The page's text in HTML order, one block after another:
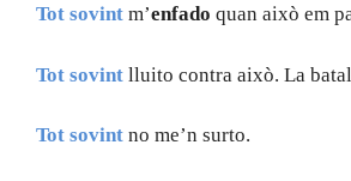
Tot sovint m’enfado quan això em
Tot sovint lluito contra això. La
Tot sovint no me’n surto.